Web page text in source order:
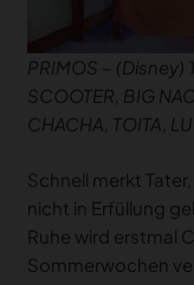
PRIMOS – (Disney)
SCOOTER, BIG
CHACHA, TOITA,
Schnell merkt
nicht in Erfüllung
Ruhe wird erstmal
Sommerwochen